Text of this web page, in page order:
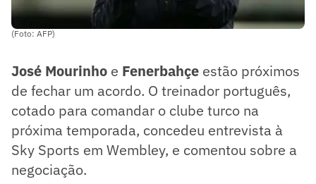
(Foto: AFP)
José Mourinho e Fenerbahçe estão próximos
de fechar um acordo. O treinador português,
cotado para comandar o clube turco na
próxima temporada, concedeu entrevista à
Sky Sports em Wembley, e comentou sobre a
negociação.